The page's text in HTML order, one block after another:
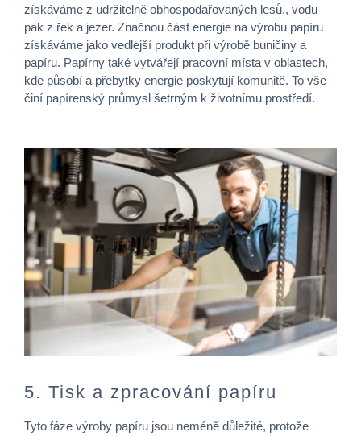
získáváme z udržitelně obhospodařovaných lesů., vodu
pak z řek a jezer. Značnou část energie na výrobu papíru
získáváme jako vedlejší produkt při výrobě buničiny a
papíru. Papírny také vytvářejí pracovní místa v oblastech,
kde působí a přebytky energie poskytují komunitě. To vše
činí papírenský průmysl šetrným k životnímu prostředí.
5. Tisk a zpracování papíru
Tyto fáze výroby papíru jsou neméně důležité, protože